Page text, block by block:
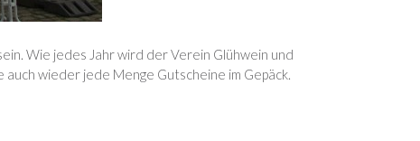
Wie jedes Jahr wird der Verein Glühwein und
wieder jede Menge Gutscheine im Gepäck.